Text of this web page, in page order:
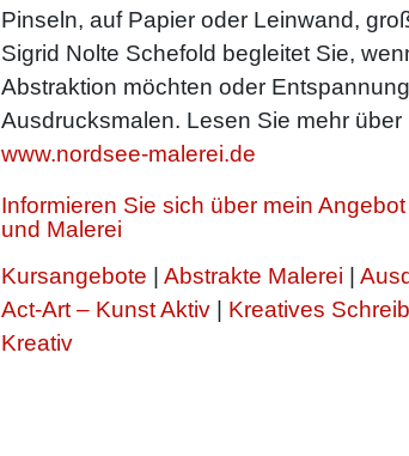
Pinseln, auf Papier oder Leinwand,
Sigrid Nolte Schefold begleitet Sie,
Abstraktion möchten oder
Ausdrucksmalen. Lesen Sie mehr über
www.nordsee-malerei.de
Informieren Sie sich über mein
und Malerei
Kursangebote | Abstrakte Malerei |
Act-Art – Kunst Aktiv | Kreatives
Kreativ